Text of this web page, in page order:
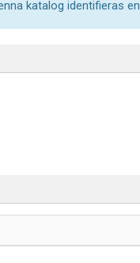
katalog identifieras